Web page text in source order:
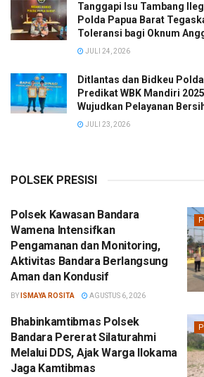
Tanggapi Isu Tambang
Polda Papua Barat
Toleransi bagi Oknum
JULI 24, 2026
Ditlantas dan Bidkeu
Predikat WBK Mandiri
Wujudkan Pelayanan
JULI 23, 2026
POLSEK PRESISI
Polsek Kawasan Bandara
Wamena Intensifkan
Pengamanan dan Monitoring,
Aktivitas Bandara Berlangsung
Aman dan Kondusif
BY ISMAYA ROSITA AGUSTUS 6, 2026
Bhabinkamtibmas Polsek
Bandara Pererat Silaturahmi
Melalui DDS, Ajak Warga Ilokama
Jaga Kamtibmas